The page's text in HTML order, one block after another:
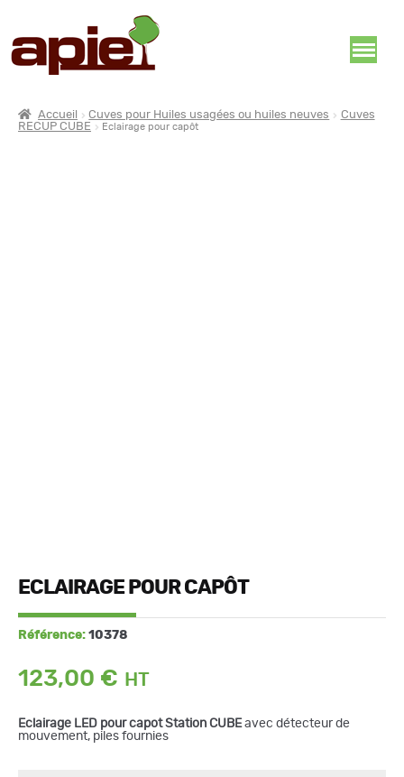
Accueil Cuves pour Huiles usagées ou huiles neuves
Cuves
RECUP CUBE
Eclairage pour capôt
ECLAIRAGE POUR CAPÔT
Référence: 10378
123,00 €
Eclairage LED pour capot Station CUBE avec détecteur de
mouvement, piles fournies